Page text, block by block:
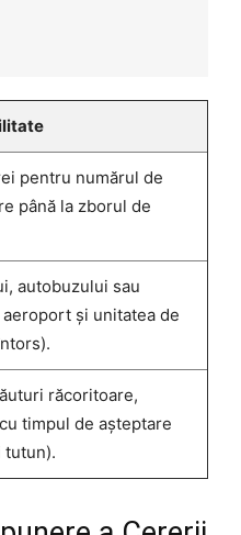
pentru numărul de
până la zborul de
autobuzului sau
și unitatea de
răcoritoare,
timpul de așteptare
tutun).